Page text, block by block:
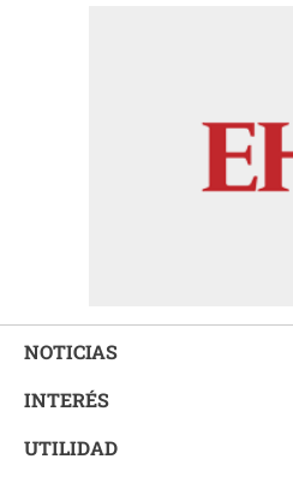
NOTICIAS
INTERÉS
UTILIDAD